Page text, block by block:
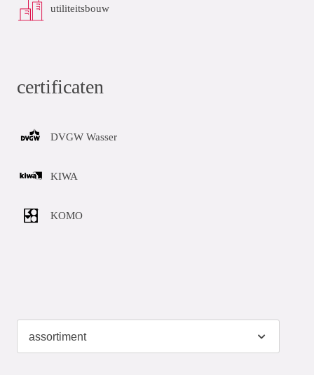
utiliteitsbouw
certificaten
DVGW Wasser
KIWA
KOMO